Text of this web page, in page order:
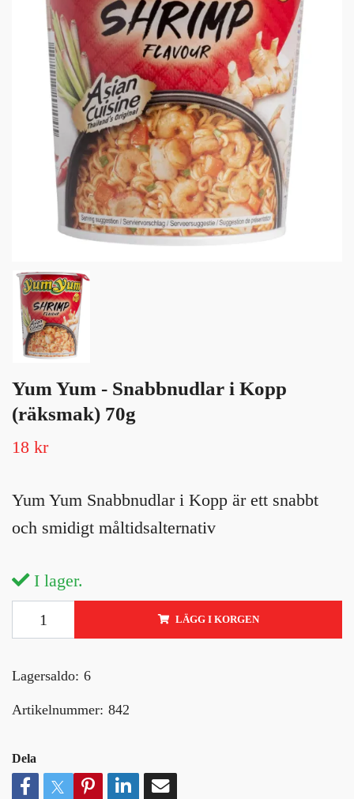
Yum Yum - Snabbnudlar i Kopp
(räksmak) 70g
18 kr
Yum Yum Snabbnudlar i Kopp är ett snabbt
och smidigt måltidsalternativ
I lager.
LÄGG I KORGEN
Lagersaldo: 6
Artikelnummer: 842
Dela